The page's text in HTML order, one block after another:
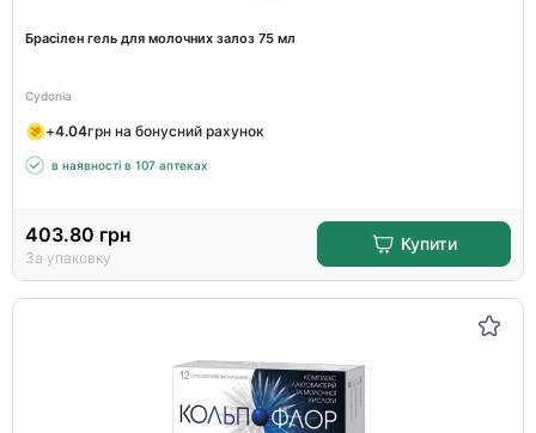
Брасілен гель для молочних залоз 75 мл
Cydonia
+4.04грн на бонусний рахунок
в наявності в 107 аптеках
403.80 грн
За упаковку
Купити